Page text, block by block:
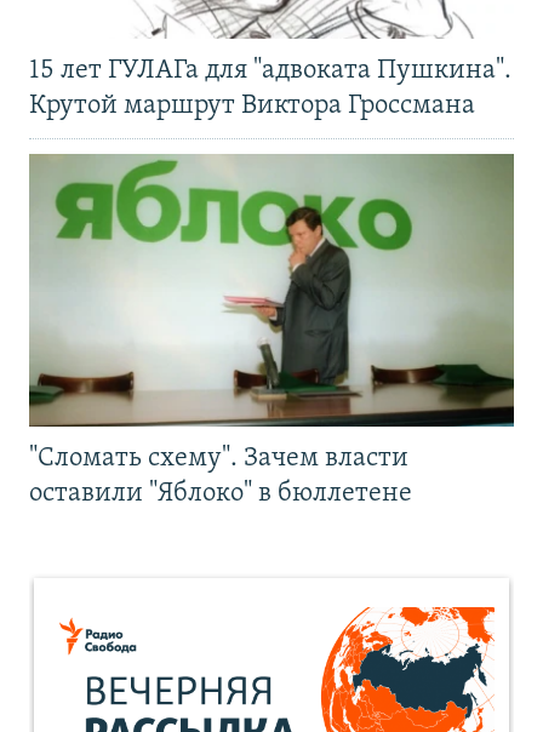
15 лет ГУЛАГа для "адвоката Пушкина".
Крутой маршрут Виктора Гроссмана
"Сломать схему". Зачем власти
оставили "Яблоко" в бюллетене